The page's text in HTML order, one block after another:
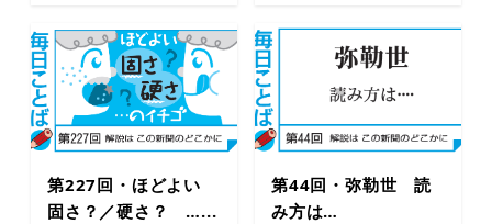
第227回・ほどよい
固さ？／硬さ？ …...
第44回・弥勒世 読
み方は…